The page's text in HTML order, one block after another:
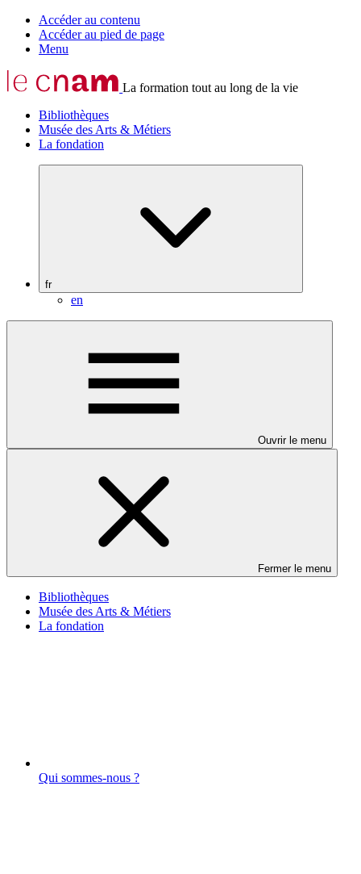
Accéder au contenu
Accéder au pied de page
Menu
La formation tout au long de la vie
Bibliothèques
Musée des Arts & Métiers
La fondation
fr
en
Ouvrir le menu
Fermer le menu
Bibliothèques
Musée des Arts & Métiers
La fondation
Qui sommes-nous ?